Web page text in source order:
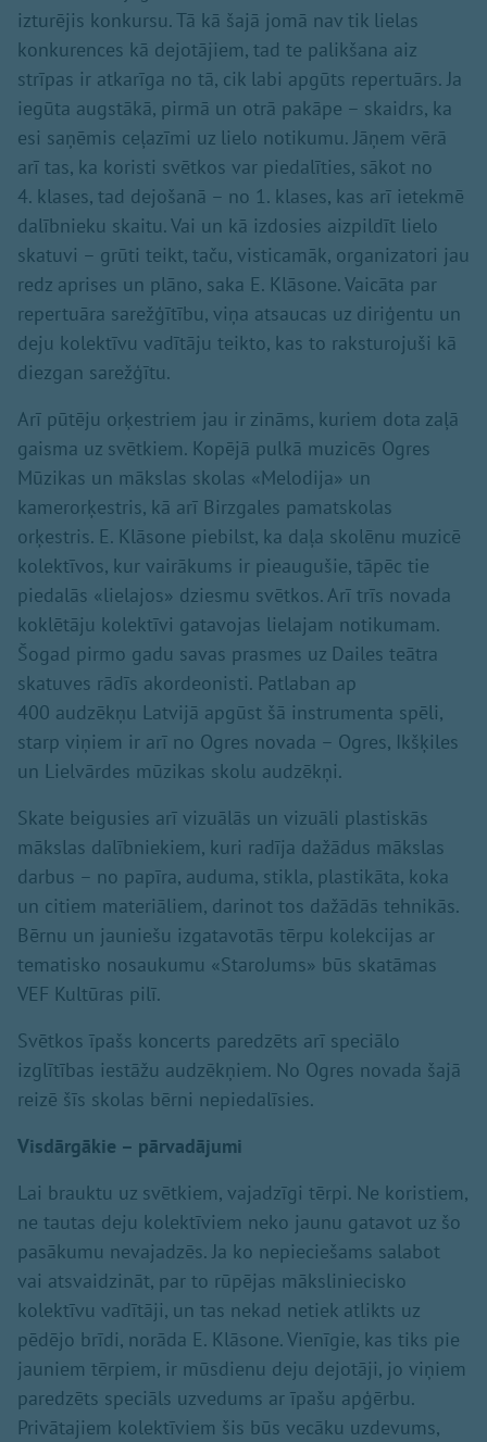
izturējis konkursu. Tā kā šajā jomā nav tik lielas
konkurences kā dejotājiem, tad te palikšana aiz
strīpas ir atkarīga no tā, cik labi apgūts repertuārs. Ja
iegūta augstākā, pirmā un otrā pakāpe – skaidrs, ka
esi saņēmis ceļazīmi uz lielo notikumu. Jāņem vērā
arī tas, ka koristi svētkos var piedalīties, sākot no
4. klases, tad dejošanā – no 1. klases, kas arī ietekmē
dalībnieku skaitu. Vai un kā izdosies aizpildīt lielo
skatuvi – grūti teikt, taču, visticamāk, organizatori jau
redz aprises un plāno, saka E. Klāsone. Vaicāta par
repertuāra sarežģītību, viņa atsaucas uz diriģentu un
deju kolektīvu vadītāju teikto, kas to raksturojuši kā
diezgan sarežģītu.
Arī pūtēju orķestriem jau ir zināms, kuriem dota zaļā
gaisma uz svētkiem. Kopējā pulkā muzicēs Ogres
Mūzikas un mākslas skolas «Melodija» un
kamerorķestris, kā arī Birzgales pamatskolas
orķestris. E. Klāsone piebilst, ka daļa skolēnu muzicē
kolektīvos, kur vairākums ir pieaugušie, tāpēc tie
piedalās «lielajos» dziesmu svētkos. Arī trīs novada
koklētāju kolektīvi gatavojas lielajam notikumam.
Šogad pirmo gadu savas prasmes uz Dailes teātra
skatuves rādīs akordeonisti. Patlaban ap
400 audzēkņu Latvijā apgūst šā instrumenta spēli,
starp viņiem ir arī no Ogres novada – Ogres, Ikšķiles
un Lielvārdes mūzikas skolu audzēkņi.
Skate beigusies arī vizuālās un vizuāli plastiskās
mākslas dalībniekiem, kuri radīja dažādus mākslas
darbus – no papīra, auduma, stikla, plastikāta, koka
un citiem materiāliem, darinot tos dažādās tehnikās.
Bērnu un jauniešu izgatavotās tērpu kolekcijas ar
tematisko nosaukumu «StaroJums» būs skatāmas
VEF Kultūras pilī.
Svētkos īpašs koncerts paredzēts arī speciālo
izglītības iestāžu audzēkņiem. No Ogres novada šajā
reizē šīs skolas bērni nepiedalīsies.
Visdārgākie – pārvadājumi
Lai brauktu uz svētkiem, vajadzīgi tērpi. Ne koristiem,
ne tautas deju kolektīviem neko jaunu gatavot uz šo
pasākumu nevajadzēs. Ja ko nepieciešams salabot
vai atsvaidzināt, par to rūpējas māksliniecisko
kolektīvu vadītāji, un tas nekad netiek atlikts uz
pēdējo brīdi, norāda E. Klāsone. Vienīgie, kas tiks pie
jauniem tērpiem, ir mūsdienu deju dejotāji, jo viņiem
paredzēts speciāls uzvedums ar īpašu apģērbu.
Privātajiem kolektīviem šis būs vecāku uzdevums,